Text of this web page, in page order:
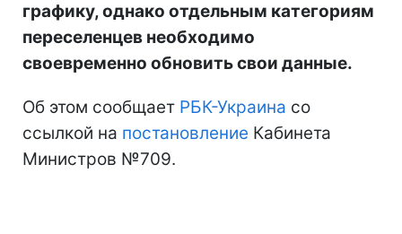
графику, однако отдельным категориям
переселенцев необходимо
своевременно обновить свои данные.
Об этом сообщает РБК-Украина со
ссылкой на постановление Кабинета
Министров №709.